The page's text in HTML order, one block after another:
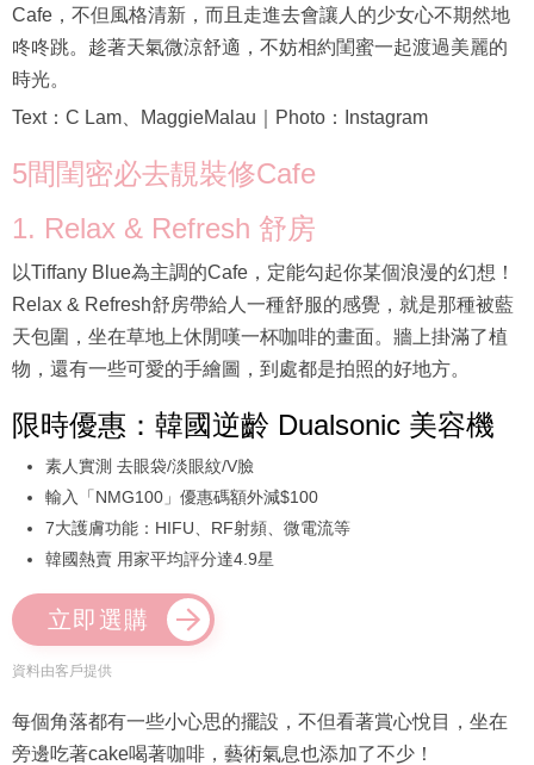
Cafe，不但風格清新，而且走進去會讓人的少女心不期然地
咚咚跳。趁著天氣微涼舒適，不妨相約閨蜜一起渡過美麗的
時光。
Text：C Lam、MaggieMalau｜Photo：Instagram
5間閨密必去靚裝修Cafe
1. Relax & Refresh 舒房
以Tiffany Blue為主調的Cafe，定能勾起你某個浪漫的幻想！
Relax & Refresh舒房帶給人一種舒服的感覺，就是那種被藍
天包圍，坐在草地上休閒嘆一杯咖啡的畫面。牆上掛滿了植
物，還有一些可愛的手繪圖，到處都是拍照的好地方。
限時優惠：韓國逆齡 Dualsonic 美容機
素人實測 去眼袋/淡眼紋/V臉
輸入「NMG100」優惠碼額外減$100
7大護膚功能：HIFU、RF射頻、微電流等
韓國熱賣 用家平均評分達4.9星
立即選購
資料由客戶提供
每個角落都有一些小心思的擺設，不但看著賞心悅目，坐在
旁邊吃著cake喝著咖啡，藝術氣息也添加了不少！